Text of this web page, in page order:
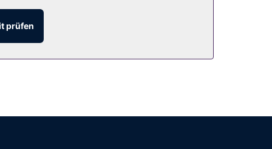
Uhr bis 09:00 Uhr und am Wochenende
prüfen